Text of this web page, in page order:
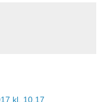
kl. 10.17